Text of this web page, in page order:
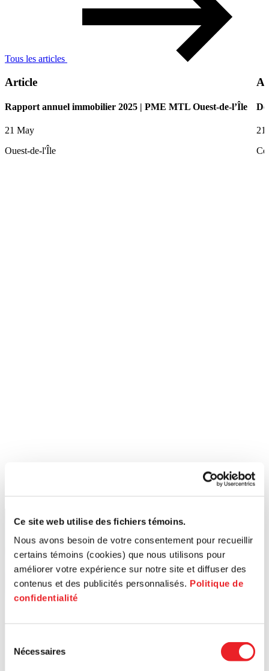
Ce site web utilise des fichiers témoins.
Nous avons besoin de votre consentement pour recueillir
certains témoins (cookies) que nous utilisons pour
améliorer votre expérience sur notre site et diffuser des
contenus et des publicités personnalisés. Politique de
confidentialité
Nécessaires
Tous les articles
Article
Rapport annuel immobilier 2025 | PME MTL Ouest-de-l’Île
21 May
Ouest-de-l'Île
21